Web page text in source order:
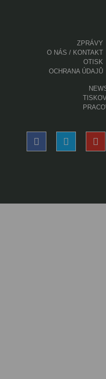
ZPRÁVY
O NÁS / KONTAKT
OTISK
OCHRANA ÚDAJŮ